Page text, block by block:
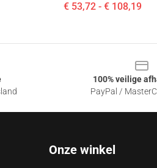
€ 53,72 - € 108,19
100% veilige
PayPal /
Onze winkel